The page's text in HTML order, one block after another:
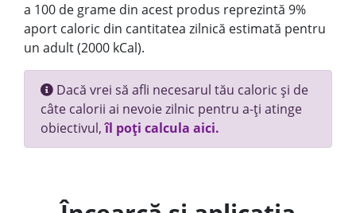
a 100 de grame din acest produs reprezintă 9%
aport caloric din cantitatea zilnică estimată pentru
un adult (2000 kCal).
Dacă vrei să afli necesarul tău caloric și de
câte calorii ai nevoie zilnic pentru a-ți atinge
obiectivul,îl poți calcula aici.